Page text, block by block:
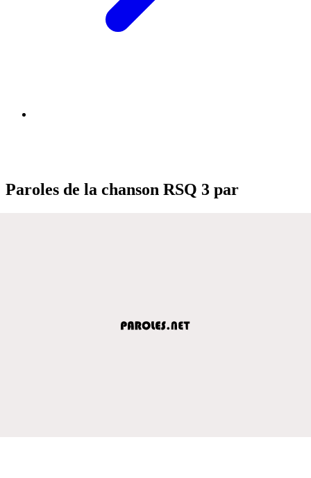
Paroles de la chanson RSQ 3 par